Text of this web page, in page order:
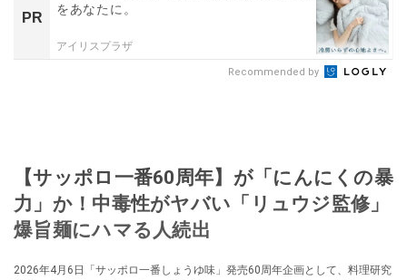
PR
をあなたに。
アイリスプラザ
Recommended by
【サッポロ一番60周年】が「にんにくの暴
力」か！中毒性がヤバい「リュウジ監修」
爆旨麺にハマる人続出
2026年4月6日「サッポロ一番しょうゆ味」発売60周年企画として、料理研究